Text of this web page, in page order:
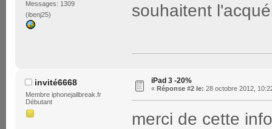
Messages: 1309
(ibenj25)
souhaitent
invité6668
Membre iphonejailbreak.fr
Débutant
iPad 3 -20%
« Réponse #2 le: 28 octobre 2012,
merci de cette